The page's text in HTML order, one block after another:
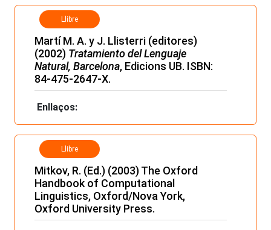
Llibre
Martí M. A. y J. Llisterri (editores)
(2002) Tratamiento del Lenguaje
Natural, Barcelona, Edicions UB. ISBN:
84-475-2647-X.
Enllaços:
Llibre
Mitkov, R. (Ed.) (2003) The Oxford
Handbook of Computational
Linguistics, Oxford/Nova York,
Oxford University Press.